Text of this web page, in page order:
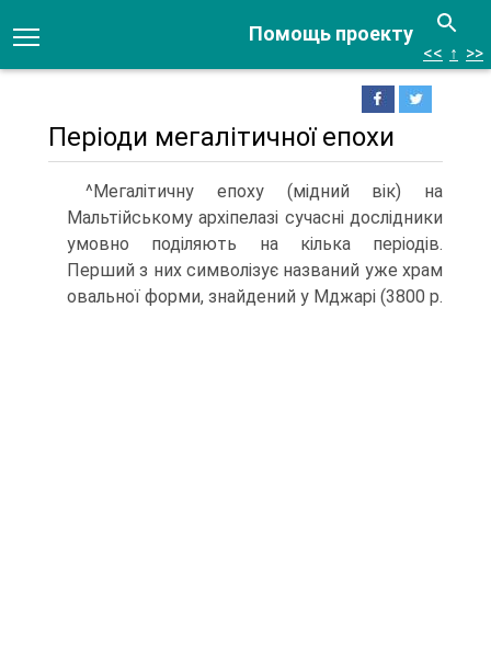
Помощь проекту
<< ↑ >>
Періоди мегалітичної епохи
^Мегалітичну епоху (мідний вік) на
Мальтійському архіпелазі сучасні дослідни­ки
умовно поділяють на кілька періодів.
Перший з них символізує названий уже храм
овальної форми, знайдений у Мджарі (3800 р.